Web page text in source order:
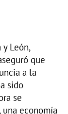
León,
que
a la
sido
se
economía